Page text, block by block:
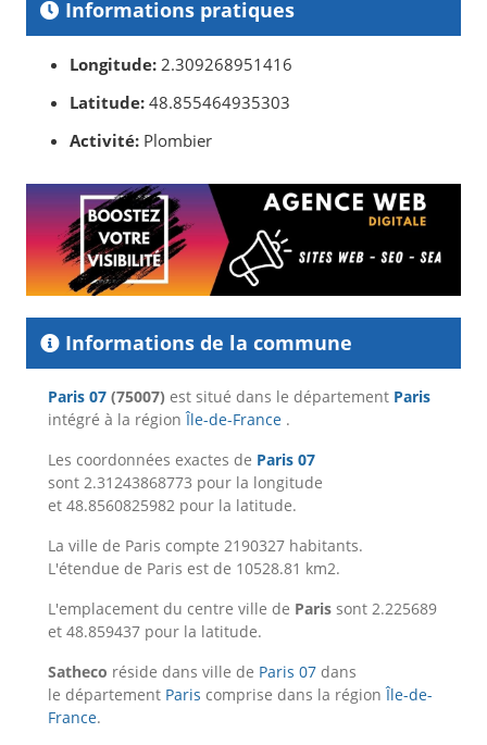
Informations pratiques
Longitude: 2.309268951416
Latitude: 48.855464935303
Activité: Plombier
Informations de la commune
Paris 07 (75007) est situé dans le département Paris
intégré à la régionÎle-de-France .
Les coordonnées exactes de Paris 07
sont 2.31243868773 pour la longitude
et 48.8560825982 pour la latitude.
La ville de Paris compte 2190327 habitants.
L'étendue de Paris est de 10528.81 km2.
L'emplacement du centre ville de Paris sont 2.225689
et 48.859437 pour la latitude.
Satheco réside dans ville de Paris 07 dans
le département Paris comprise dans la régionÎle-de-
France.